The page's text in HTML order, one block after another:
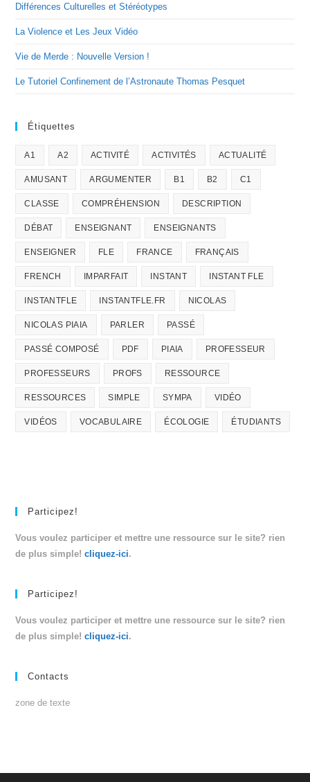
Différences Culturelles et Stéréotypes
La Violence et Les Jeux Vidéo
Vie de Merde : Nouvelle Version !
Le Tutoriel Confinement de l’Astronaute Thomas Pesquet
Étiquettes
A1 A2 ACTIVITÉ ACTIVITÉS ACTUALITÉ
AMUSANT ARGUMENTER B1 B2 C1
CLASSE COMPRÉHENSION DESCRIPTION
DÉBAT ENSEIGNANT ENSEIGNANTS
ENSEIGNER FLE FRANCE FRANÇAIS
FRENCH IMPARFAIT INSTANT INSTANT FLE
INSTANTFLE INSTANTFLE.FR NICOLAS
NICOLAS PIAIA PARLER PASSÉ
PASSÉ COMPOSÉ PDF PIAIA PROFESSEUR
PROFESSEURS PROFS RESSOURCE
RESSOURCES SIMPLE SYMPA VIDÉO
VIDÉOS VOCABULAIRE ÉCOLOGIE ÉTUDIANTS
Participez!
Vous voulez participer et mettre une ressource sur le site? rien
de plus simple!cliquez-ici.
Participez!
Vous voulez participer et mettre une ressource sur le site? rien
de plus simple!cliquez-ici.
Contacts
zone de texte